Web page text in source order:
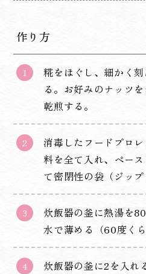
作り方
糀をほぐし、細かく
る。お好みのナッツ
乾煎する。
消毒したフードプロ
料を全て入れ、ペー
て密閉性の袋（ジップ
炊飯器の釜に熱湯を
水で薄める（60度く
炊飯器の釜に2を入れ